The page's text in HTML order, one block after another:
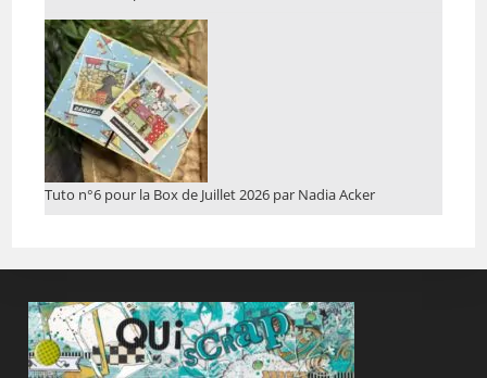
Tuto n°6 pour la Box de Juillet 2026 par Nadia Acker